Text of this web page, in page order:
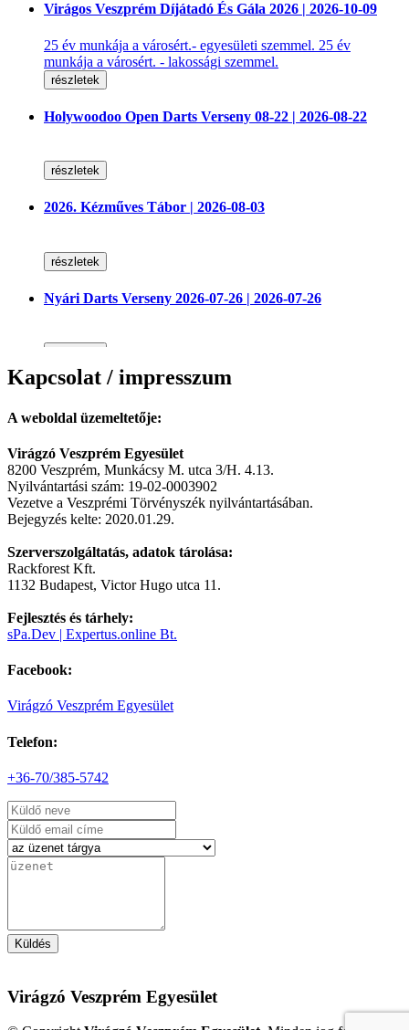
Virágos Veszprém Díjátadó És Gála 2026 | 2026-10-09
25 év munkája a városért.- egyesületi szemmel. 25 év
munkája a városért. - lakossági szemmel.
részletek
Holywoodoo Open Darts Verseny 08-22 | 2026-08-22
részletek
2026. Kézműves Tábor | 2026-08-03
részletek
Nyári Darts Verseny 2026-07-26 | 2026-07-26
2026. Haszkovó Gulyás-Party És Főzőverseny | 2026-07-
részletek
Női Darts Verseny | 2026-07-04
Egy igazi kuriózum a nyárra! NŐI DARTS VERSENY!
részletek
Egyéni Darts Verseny 6. Foruló | 2026-06-06
A 10 alkalmas pontgyűjtő versenyek 6. fordulója
részletek
Haszkovó Lakótelepi Virágosztás 2026 | 2026-05-29
Anya, Apa Kihívlak Egy Darts Versenyre! | 2026-05-24
Itt az idő hogy a gyerekek bizonyítsanak!
részletek
Felnőtt Darts Verseny 5. Forduló | 2026-05-16
Dupla Be - Dupla Ki Darts Verseny | 2026-05-09
részletek
Kapcsolat / impresszum
A weboldal üzemeltetője:
Virágzó Veszprém Egyesület
8200 Veszprém, Munkácsy M. utca 3/H. 4.13.
Nyilvántartási szám: 19-02-0003902
Vezetve a Veszprémi Törvényszék nyilvántartásában.
Bejegyzés kelte: 2020.01.29.
Szerverszolgáltatás, adatok tárolása:
Rackforest Kft.
1132 Budapest, Victor Hugo utca 11.
Fejlesztés és tárhely:​
sPa.Dev | Expertus.online Bt.
Facebook:
Virágzó Veszprém Egyesület
Telefon:
+36-70/385-5742
Küldés
Virágzó Veszprém Egyesület